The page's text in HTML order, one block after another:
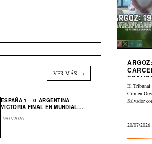
VER MÁS →
ESPAÑA 1 – 0 ARGENTINA
VICTORIA FINAL EN MUNDIAL
19/07/2026
El Tribunal
Crimen
Salvador
20/07/2026